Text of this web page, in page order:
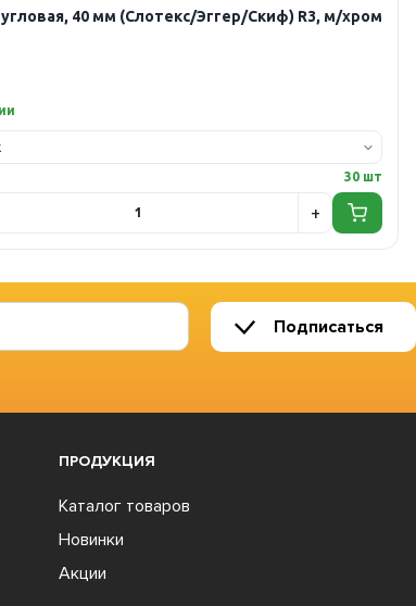
угловая, 40 мм (Слотекс/Эггер/Скиф) R3, м/хром
30 шт
Подписаться
ПРОДУКЦИЯ
Каталог товаров
Новинки
Акции